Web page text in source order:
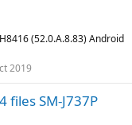
(52.0.A.8.83) Android
2019
files SM-J737P